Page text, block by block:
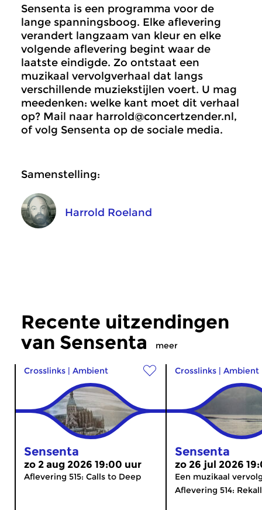
Sensenta is een programma voor de
lange spanningsboog. Elke aflevering
verandert langzaam van kleur en elke
volgende aflevering begint waar de
laatste eindigde. Zo ontstaat een
muzikaal vervolgverhaal dat langs
verschillende muziekstijlen voert. U mag
meedenken: welke kant moet dit verhaal
op? Mail naar harrold@concertzender.nl,
of volg Sensenta op de sociale media.
Samenstelling:
Harrold Roeland
Recente uitzendingen
van Sensenta
meer
Crosslinks | Ambient
Sensenta
zo 2 aug 2026 19:00 uur
Aflevering 515: Calls to Deep
Crosslinks | Ambient
Sensenta
zo 26 jul 2026
Een muzikaal
Aflevering 514: Rekall